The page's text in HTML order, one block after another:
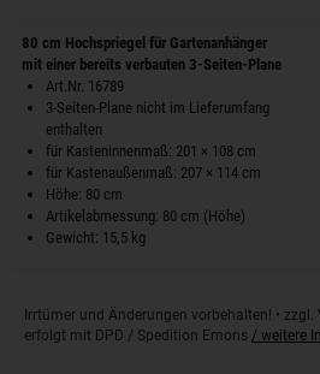
80 cm Hochspriegel für Gartenanhänger
mit einer bereits verbauten 3-Seiten-Plane
Art.Nr. 16789
3-Seiten-Plane nicht im Lieferumfang
enthalten
für Kasteninnenmaß: 201 × 108 cm
für Kastenaußenmaß: 207 × 114 cm
Höhe: 80 cm
Artikelabmessung: 80 cm (Höhe)
Gewicht: 15,5 kg
Irrtümer und Änderungen vorbehalten! • zzgl.
erfolgt mit DPD / Spedition Emons / weitere